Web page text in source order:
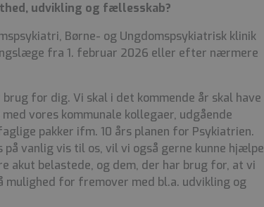
udvikling og fællesskab?
Børne- og Ungdomspsykiatrisk klinik
fra 1. februar 2026 eller efter nærmere
for dig. Vi skal i det kommende år skal have
vores kommunale kollegaer, udgående
pakker ifm. 10 års planen for Psykiatrien.
på vanlig vis til os, vil vi også gerne kunne hjælpe
akut belastede, og dem, der har brug for, at vi
for fremover med bl.a. udvikling og